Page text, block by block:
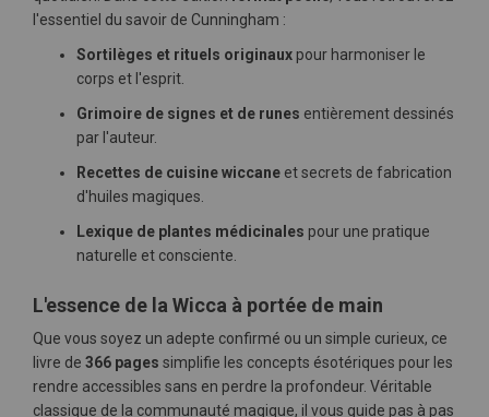
l'essentiel du savoir de Cunningham :
Sortilèges et rituels originaux pour harmoniser le
corps et l'esprit.
Grimoire de signes et de runes entièrement dessinés
par l'auteur.
Recettes de cuisine wiccane et secrets de fabrication
d'huiles magiques.
Lexique de plantes médicinales pour une pratique
naturelle et consciente.
L'essence de la Wicca à portée de main
Que vous soyez un adepte confirmé ou un simple curieux, ce
livre de 366 pages simplifie les concepts ésotériques pour les
rendre accessibles sans en perdre la profondeur. Véritable
classique de la communauté magique, il vous guide pas à pas